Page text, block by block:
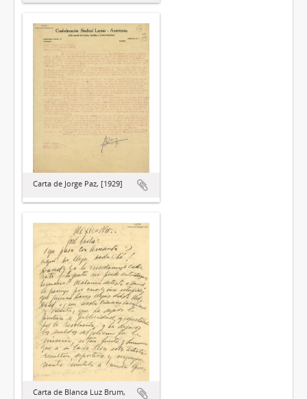
Carta de Jorge Paz, [1929]
Carta de Blanca Luz Brum,